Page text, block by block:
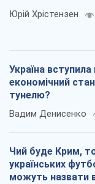
Юрій Хрістензен
Україна
економічний
тунелю?
Вадим Денисенко
Чий буде Крим,
українських
можуть назвати